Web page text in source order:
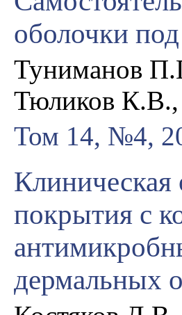
оболочки
Туниманов
Тюликов
Том 14, №4,
Клиническая
покрытия с
дермальных